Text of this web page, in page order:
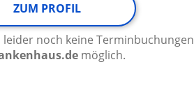
ZUM PROFIL
leider noch keine Terminbuchungen
möglich.
Informationen identifizieren